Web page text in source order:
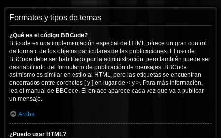
Formatos y tipos de temas
¿Qué es el código BBCode?
BBcode es una implementación especial de HTML, ofrece un gran control
de formato de los objetos particulares de las publicaciones. El uso de
BBCode debe ser habilitado por la administración, pero también puede ser
deshabilitado del formulario de publicación de mensajes. BBCode
asimismo es similar en estilo al HTML, pero las etiquetas se encuentran
encerrados entre corchetes [ y ] en lugar de < y >. Para más información,
lea el manual de BBCode. El enlace aparece cada vez que va a publicar
un mensaje.
Arriba
¿Puedo usar HTML?